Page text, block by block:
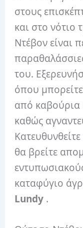
στους
και στο νότιο
Ντέβον είναι
του.
όπου
από καβούρια
καθώς
θα βρείτε
καταφύγιο
Lundy .